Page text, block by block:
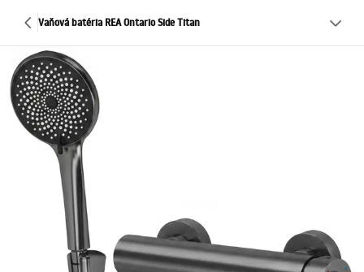
Vaňová batéria REA Ontario Side Titan